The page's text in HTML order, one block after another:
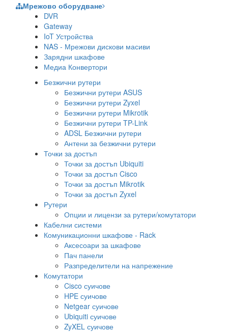
Мрежово оборудване
DVR
Gateway
IoT Устройства
NAS - Мрежови дискови масиви
Зарядни шкафове
Медиа Конвертори
Безжични рутери
Безжични рутери ASUS
Безжични рутери Zyxel
Безжични рутери Mikrotik
Безжични рутери TP-Link
ADSL Безжични рутери
Антени за безжични рутери
Точки за достъп
Точки за достъп Ubiquiti
Точки за достъп Cisco
Точки за достъп Mikrotik
Точки за достъп Zyxel
Рутери
Опции и лицензи за рутери/комутатори
Кабелни системи
Комуникационни шкафове - Rack
Аксесоари за шкафове
Пач панели
Разпределители на напрежение
Комутатори
Cisco суичове
HPE суичове
Netgear суичове
Ubiquiti суичове
ZyXEL суичове